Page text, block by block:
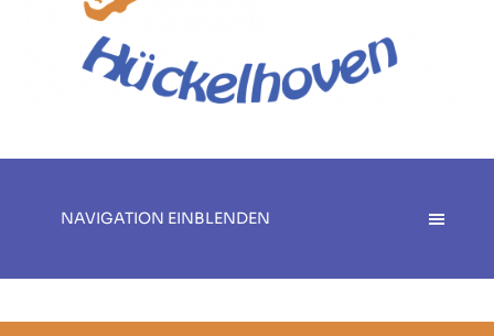
NAVIGATION EINBLENDEN